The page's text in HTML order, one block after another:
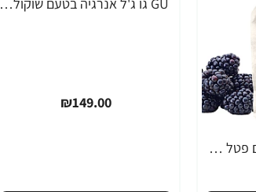
GU גו ג'ל אנרגיה בטעם פטל שחור 32 גרם - 24 יחידות
GU גו ג'ל אנרגיה בטעם שוקולד 32 גרם - 24 יחידות
₪149.00